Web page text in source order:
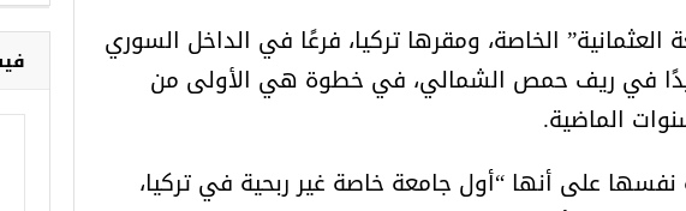
العثمانية” الخاصة، ومقرها تركيا، فرعًا في الداخل السوري
في ريف حمص الشمالي، في خطوة هي الأولى من
الماضية.
على أنها “أول جامعة خاصة غير ربحية في تركيا،